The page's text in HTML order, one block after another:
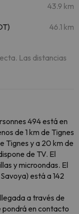
43.9 km
46.1 km
Las distancias
494 está en
de 1 km de Tignes
Tignes y a 20 km de
de TV. El
y microondas. El
está a 142
a través de
pondrá en contacto